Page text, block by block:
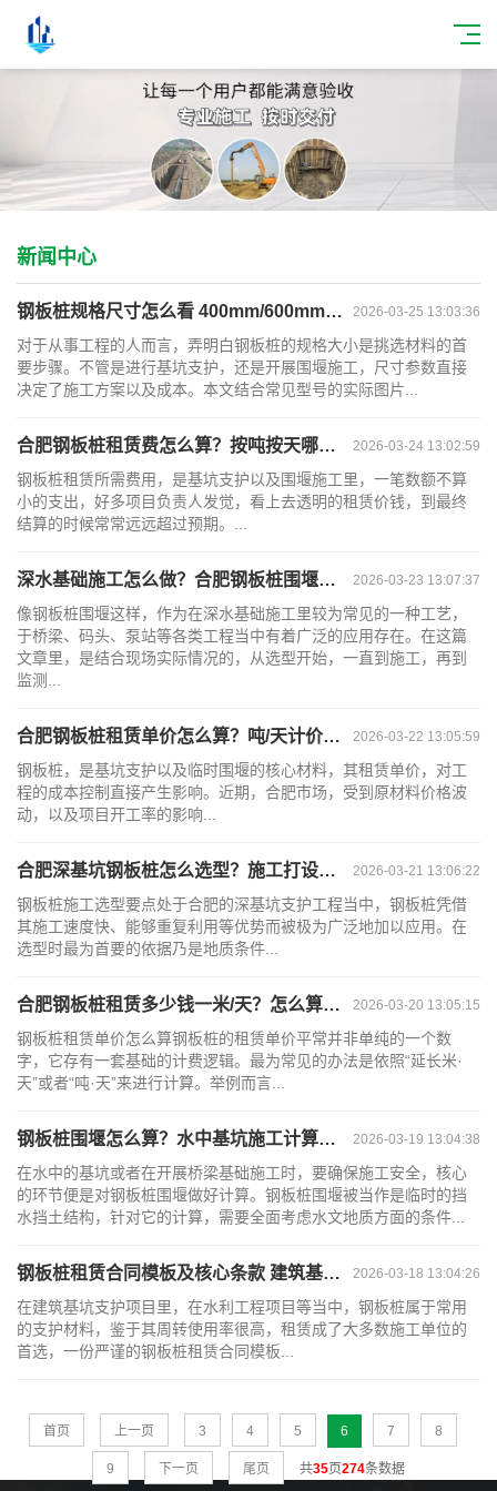
新闻中心
2026-03-25 13:03:36
钢板桩规格尺寸怎么看 400mm/600mm型号图片
对于从事工程的人而言，弄明白钢板桩的规格大小是挑选材料的首
要步骤。不管是进行基坑支护，还是开展围堰施工，尺寸参数直接
决定了施工方案以及成本。本文结合常见型号的实际图片...
2026-03-24 13:02:59
合肥钢板桩租赁费怎么算？按吨按天哪种更划算
钢板桩租赁所需费用，是基坑支护以及围堰施工里，一笔数额不算
小的支出，好多项目负责人发觉，看上去透明的租赁价钱，到最终
结算的时候常常远远超过预期。...
2026-03-23 13:07:37
深水基础施工怎么做？合肥钢板桩围堰施工方案要点
像钢板桩围堰这样，作为在深水基础施工里较为常见的一种工艺，
于桥梁、码头、泵站等各类工程当中有着广泛的应用存在。在这篇
文章里，是结合现场实际情况的，从选型开始，一直到施工，再到
监测...
2026-03-22 13:05:59
合肥钢板桩租赁单价怎么算？吨/天计价别漏了运费
钢板桩，是基坑支护以及临时围堰的核心材料，其租赁单价，对工
程的成本控制直接产生影响。近期，合肥市场，受到原材料价格波
动，以及项目开工率的影响...
2026-03-21 13:06:22
合肥深基坑钢板桩怎么选型？施工打设顺序一文看懂
钢板桩施工选型要点处于合肥的深基坑支护工程当中，钢板桩凭借
其施工速度快、能够重复利用等优势而被极为广泛地加以应用。在
选型时最为首要的依据乃是地质条件...
2026-03-20 13:05:15
合肥钢板桩租赁多少钱一米/天？怎么算运费？
钢板桩租赁单价怎么算钢板桩的租赁单价平常并非单纯的一个数
字，它存有一套基础的计费逻辑。最为常见的办法是依照“延长米·
天”或者“吨·天”来进行计算。举例而言...
2026-03-19 13:04:38
钢板桩围堰怎么算？水中基坑施工计算方法与步骤详解
在水中的基坑或者在开展桥梁基础施工时，要确保施工安全，核心
的环节便是对钢板桩围堰做好计算。钢板桩围堰被当作是临时的挡
水挡土结构，针对它的计算，需要全面考虑水文地质方面的条件...
2026-03-18 13:04:26
钢板桩租赁合同模板及核心条款 建筑基坑水利工程租赁协议
在建筑基坑支护项目里，在水利工程项目等当中，钢板桩属于常用
的支护材料，鉴于其周转使用率很高，租赁成了大多数施工单位的
首选，一份严谨的钢板桩租赁合同模板...
首页 上一页 3 4 5 6 7 8
9 下一页 尾页 共35页274条数据